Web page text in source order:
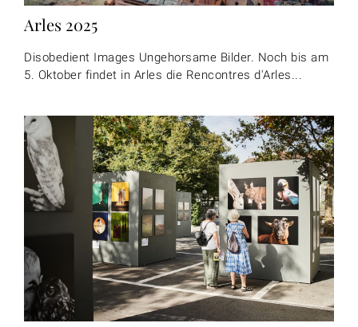
Arles 2025
Disobedient Images Ungehorsame Bilder. Noch bis am
5. Oktober findet in Arles die Rencontres d'Arles...